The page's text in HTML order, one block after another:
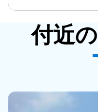
付近